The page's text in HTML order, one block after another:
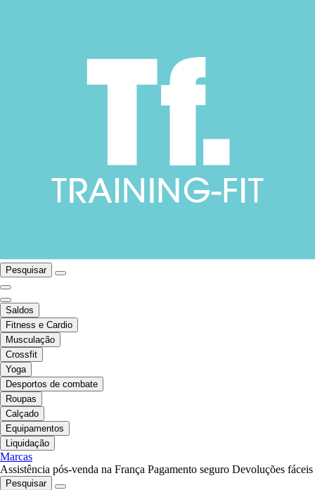
Pesquisar
Saldos
Fitness e Cardio
Musculação
Crossfit
Yoga
Desportos de combate
Roupas
Calçado
Equipamentos
Liquidação
Marcas
Assistência pós-venda na França Pagamento seguro Devoluções fáceis
Pesquisar